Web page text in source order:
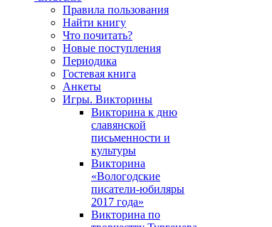
Правила пользования
Найти книгу
Что почитать?
Новые поступления
Периодика
Гостевая книга
Анкеты
Игры. Викторины
Викторина к дню
славянской
письменности и
культуры
Викторина
«Вологодские
писатели-юбиляры
2017 года»
Викторина по